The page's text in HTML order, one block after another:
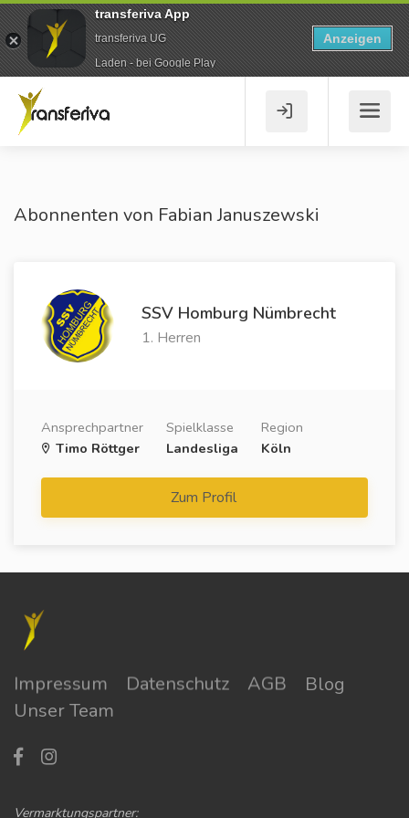
Abonnenten von Fabian Januszewski
SSV Homburg Nümbrecht
1. Herren
Ansprechpartner
Timo Röttger
Spielklasse
Landesliga
Region
Köln
Zum Profil
Impressum Datenschutz AGB
Blog
Unser Team
Vermarktungspartner:
transferiva App
transferiva UG
Laden - bei Google Play
Anzeigen